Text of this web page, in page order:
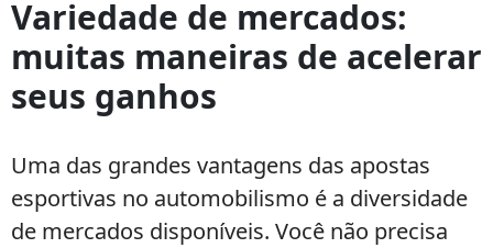
Variedade de mercados:
muitas maneiras de acelerar
seus ganhos
Uma das grandes vantagens das apostas
esportivas no automobilismo é a diversidade
de mercados disponíveis. Você não precisa